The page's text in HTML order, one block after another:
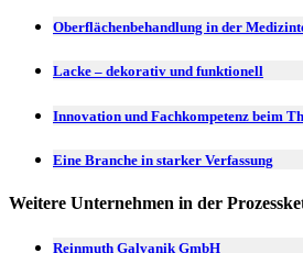
Oberflächenbehandlung in der
Lacke – dekorativ und funktionell
Innovation und Fachkompetenz beim
Eine Branche in starker Verfassung
Weitere Unternehmen in der
Reinmuth Galvanik GmbH